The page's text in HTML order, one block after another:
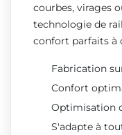
courbes, virages
technologie de
confort parfaits à
Fabrication
Confort
Optimisation
S'adapte à